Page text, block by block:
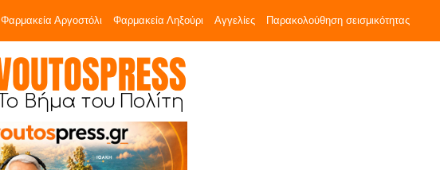
Φαρμακεία Αργοστόλι Φαρμακεία Ληξούρι Αγγελίες Παρακολούθηση σεισμικότητας